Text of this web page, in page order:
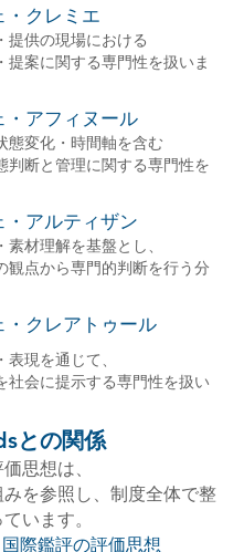
・クレミエ
提供の現場における
提案に関する専門性を扱いま
・アフィヌール
態変化・時間軸を含む
判断と管理に関する専門性を
・アルティザン
素材理解を基盤とし、
観点から専門的判断を行う分
・クレアトゥール
現を通じて、
社会に提示する専門性を扱い
との関係
思想は、
みを参照し、制度全体で整
います。
際鑑評の評価思想